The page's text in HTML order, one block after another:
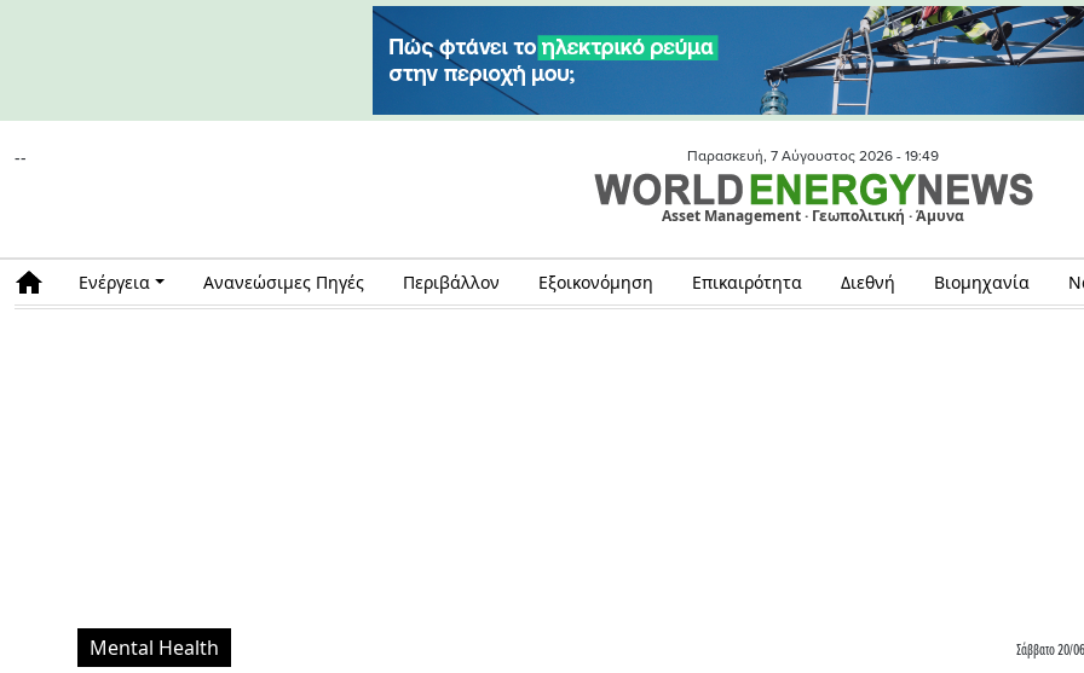
-- Παρασκευή, 7 Αύγουστος 2026 - 19:49
Asset Management · Γεωπολιτική · Άμυνα
Ενέργεια Ανανεώσιμες Πηγές Περιβάλλον Εξοικονόμηση Επικαιρότητα Διεθνή Βιομηχανία
Mental Health Σάββατο 20/